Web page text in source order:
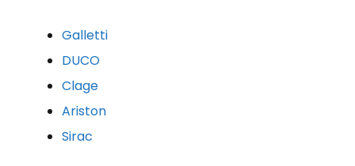
Galletti
DUCO
Clage
Ariston
Sirac